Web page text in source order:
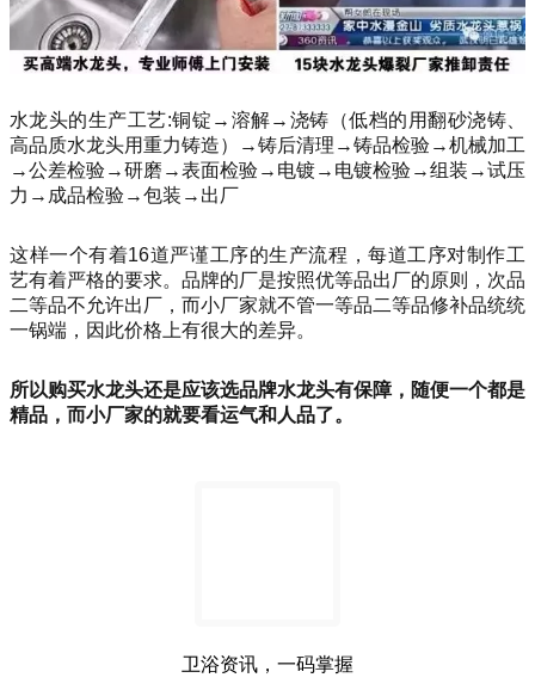
水龙头的生产工艺:铜锭→溶解→浇铸（低档的用翻砂浇铸、
高品质水龙头用重力铸造）→铸后清理→铸品检验→机械加工
→公差检验→研磨→表面检验→电镀→电镀检验→组装→试压
力→成品检验→包装→出厂
这样一个有着16道严谨工序的生产流程，每道工序对制作工
艺有着严格的要求。品牌的厂是按照优等品出厂的原则，次品
二等品不允许出厂，而小厂家就不管一等品二等品修补品统统
一锅端，因此价格上有很大的差异。
所以购买水龙头还是应该选品牌水龙头有保障，随便一个都是
精品，而小厂家的就要看运气和人品了。
卫浴资讯，一码掌握